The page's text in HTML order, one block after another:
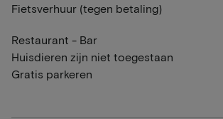
Fietsverhuur (tegen betaling)
Restaurant - Bar
Huisdieren zijn niet toegestaan
Gratis parkeren